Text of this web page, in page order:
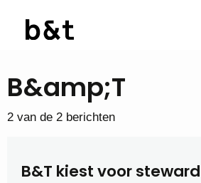
B&amp;T
2 van de 2 berichten
B&T kiest voor